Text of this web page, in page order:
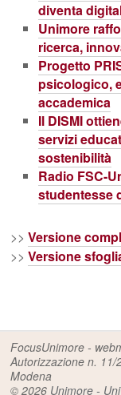
diventa
Unimore
ricerca,
Progetto
psicologico,
accademica
Il DISMI
servizi
sostenibilità
Radio FSC-
studentesse
>>Versione
>>Versione
FocusUnimore -
Autorizzazione n.
Modena
© 2026 Unimore -